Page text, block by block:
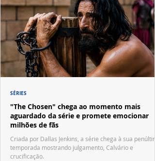
"The Chosen" chega ao momento mais
aguardado da série e promete emocionar
milhões de fãs
Criada por Dallas Jenkins, a série chega à sua
temporada mostrando julgamento, Calvário e
crucificação.
SÉRIES